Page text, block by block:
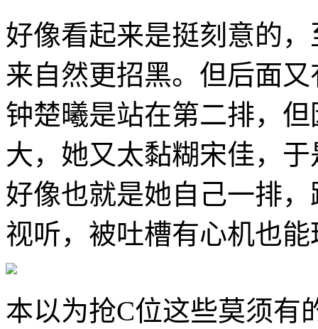
好像看起来是挺刻意的
来自然更招黑。但后面
钟楚曦是站在第二排，
大，她又太黏糊宋佳，
好像也就是她自己一排
视听，被吐槽有心机也能
本以为抢C位这些莫须有